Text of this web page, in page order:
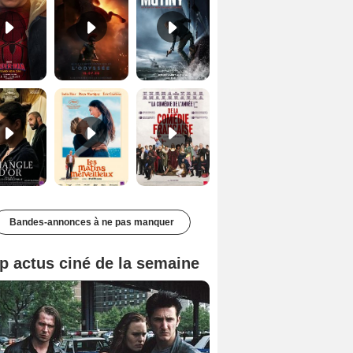
Les Matins merveilleux Bande-annonce VF De la Comédie-Française Teaser VF
Bandes-annonces à ne pas manquer
actus ciné de la semaine